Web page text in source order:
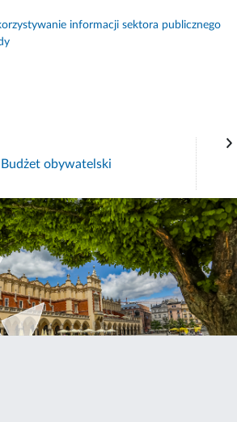
informacji sektora publicznego
Budżet obywatelski